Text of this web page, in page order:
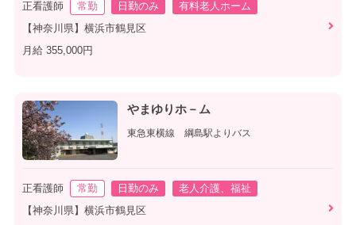
正看護師 常勤 日勤のみ
有料老人ホーム
【神奈川県】横浜市鶴見区
月給 355,000円
やまゆりホ－ム
東急東横線 綱島駅よりバス
正看護師 常勤 日勤のみ
老人介護、福祉
【神奈川県】横浜市鶴見区